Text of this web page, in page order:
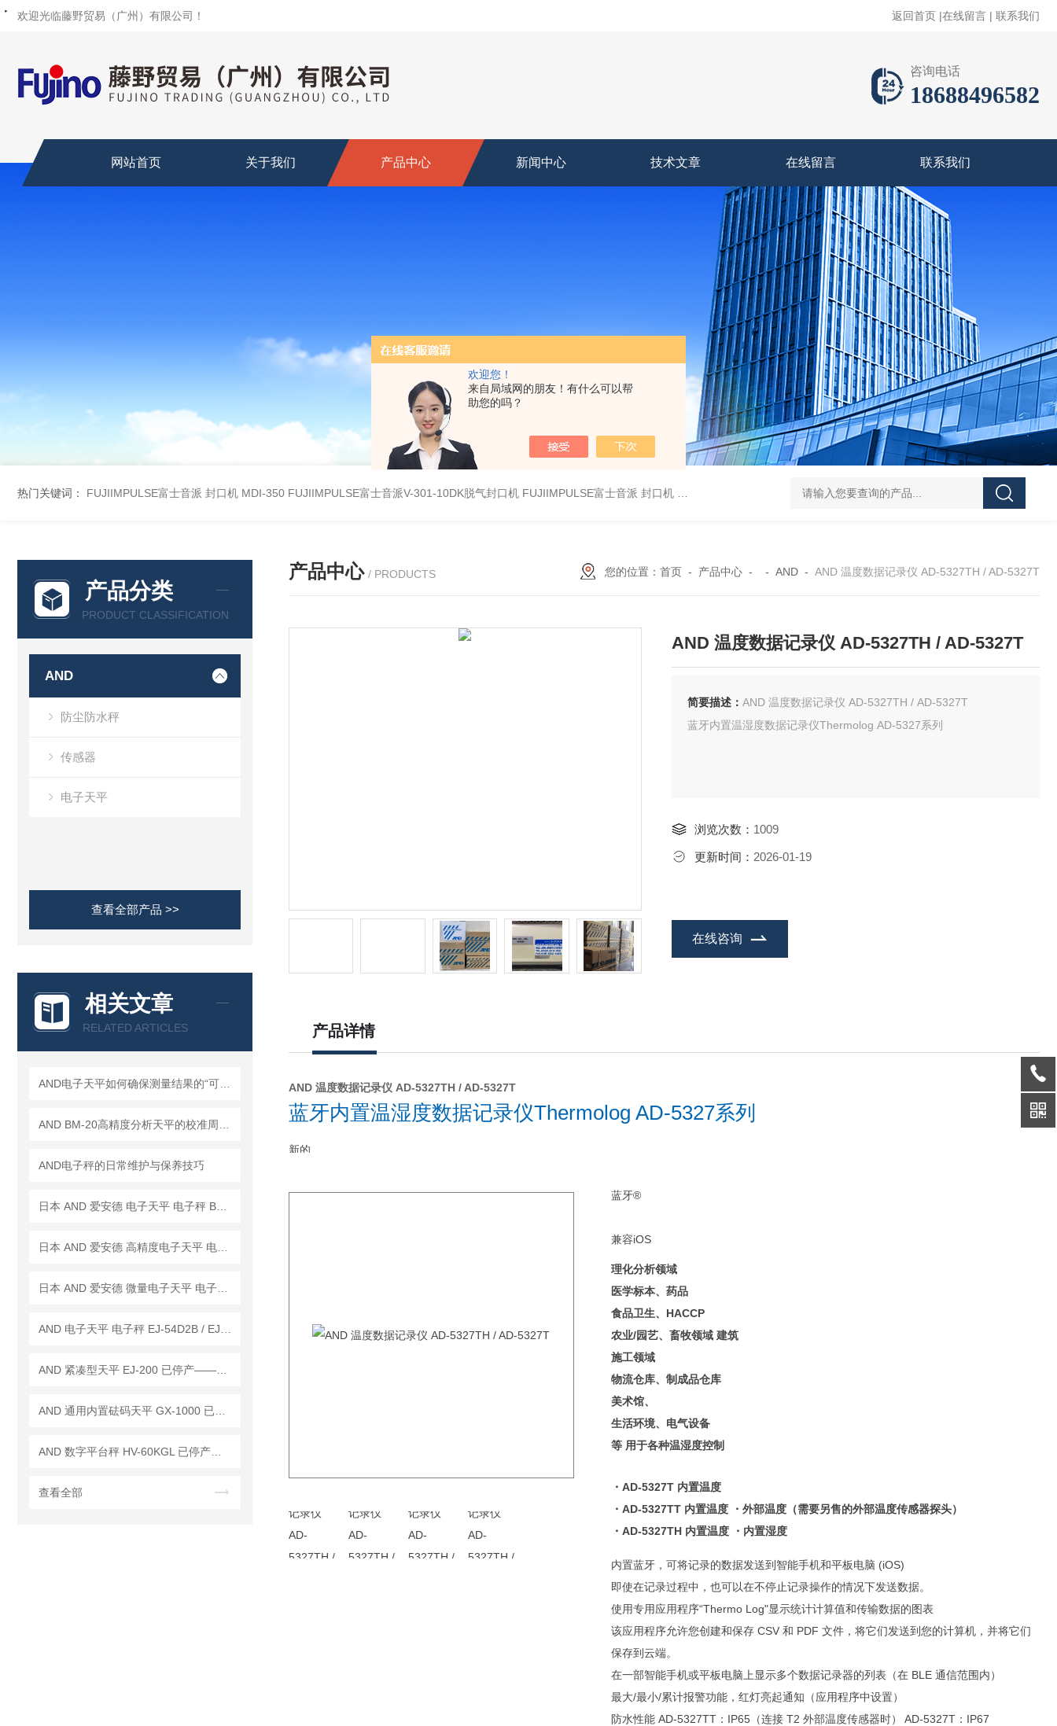
欢迎您！
来自局域网的朋友！有什么可以帮
助您的吗？
欢迎光临藤野贸易（广州）有限公司！ 返回首页 |在线留言 | 联系我们
咨询电话
18688496582
网站首页 关于我们 产品中心 新闻中心 技术文章 在线留言 联系我们
热门关键词： FUJIIMPULSE富士音派 封口机 MDI-350 FUJIIMPULSE富士音派V-301-10DK脱气封口机 FUJIIMPULSE富士音派 封口机 P-200 FUJ川IIMPULSE 富士音派 封口机 FA-600-5 FUJIIMPULSE富士音派
产品分类
PRODUCT CLASSIFICATION
AND
防尘防水秤
传感器
电子天平
查看全部产品 >>
相关文章
RELATED ARTICLES
AND电子秤的日常维护与保养技巧
查看全部
产品中心 / PRODUCTS 您的位置： 首页 - 产品中心 - - AND - AND 温度数据记录仪 AD-5327TH / AD-5327T
AND 温度数据记录仪 AD-5327TH / AD-5327T
简要描述： AND 温度数据记录仪 AD-5327TH / AD-5327T
蓝牙内置温湿度数据记录仪Thermolog AD-5327系列
浏览次数： 1009
更新时间： 2026-01-19
在线咨询
产品详情
AND 温度数据记录仪 AD-5327TH / AD-5327T
蓝牙内置温湿度数据记录仪Thermolog AD-5327系列
新的
蓝牙®
兼容iOS
理化分析领域
医学标本、药品
食品卫生、HACCP
农业/园艺、畜牧领域 建筑
施工领域
物流仓库、制成品仓库
美术馆、
生活环境、电气设备
等 用于各种温湿度控制
・AD-5327T 内置温度
・AD-5327TT 内置温度 ・外部温度（需要另售的外部温度传感器探头）
・AD-5327TH 内置温度 ・内置湿度
・
内置蓝牙，可将记录的数据发送到智能手机和平板电脑 (iOS)
・
即使在记录过程中，也可以在不停止记录操作的情况下发送数据。
・
使用专用应用程序“Thermo Log"显示统计计算值和传输数据的图表
・
该应用程序允许您创建和保存 CSV 和 PDF 文件，将它们发送到您的计算机，并将它们
保存到云端。
・
在一部智能手机或平板电脑上显示多个数据记录器的列表（在 BLE 通信范围内）
・
最大/最小/累计报警功能，红灯亮起通知（应用程序中设置）
・
防水性能 AD-5327TT：IP65（连接 T2 外部温度传感器时） AD-5327T：IP67